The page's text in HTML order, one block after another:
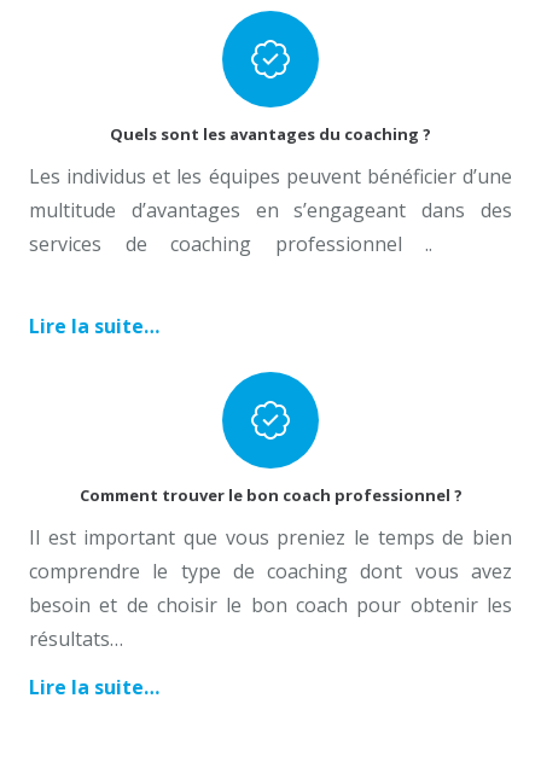
Quels sont les avantages du coaching ?
Les individus et les équipes peuvent bénéficier d’une
multitude d’avantages en s’engageant dans des
services de coaching professionnel ..
Lire la suite…
Comment trouver le bon coach professionnel ?
Il est important que vous preniez le temps de bien
comprendre le type de coaching dont vous avez
besoin et de choisir le bon coach pour obtenir les
résultats…
Lire la suite…